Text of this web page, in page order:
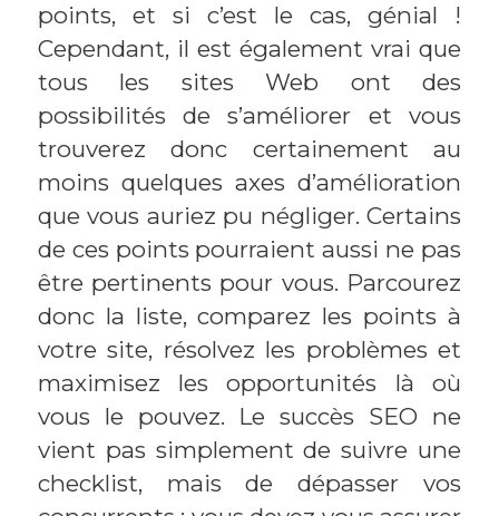
points, et si c’est le cas, génial !
Cependant, il est également vrai que
tous les sites Web ont des
possibilités de s’améliorer et vous
trouverez donc certainement au
moins quelques axes d’amélioration
que vous auriez pu négliger. Certains
de ces points pourraient aussi ne pas
être pertinents pour vous. Parcourez
donc la liste, comparez les points à
votre site, résolvez les problèmes et
maximisez les opportunités là où
vous le pouvez. Le succès SEO ne
vient pas simplement de suivre une
checklist, mais de dépasser vos